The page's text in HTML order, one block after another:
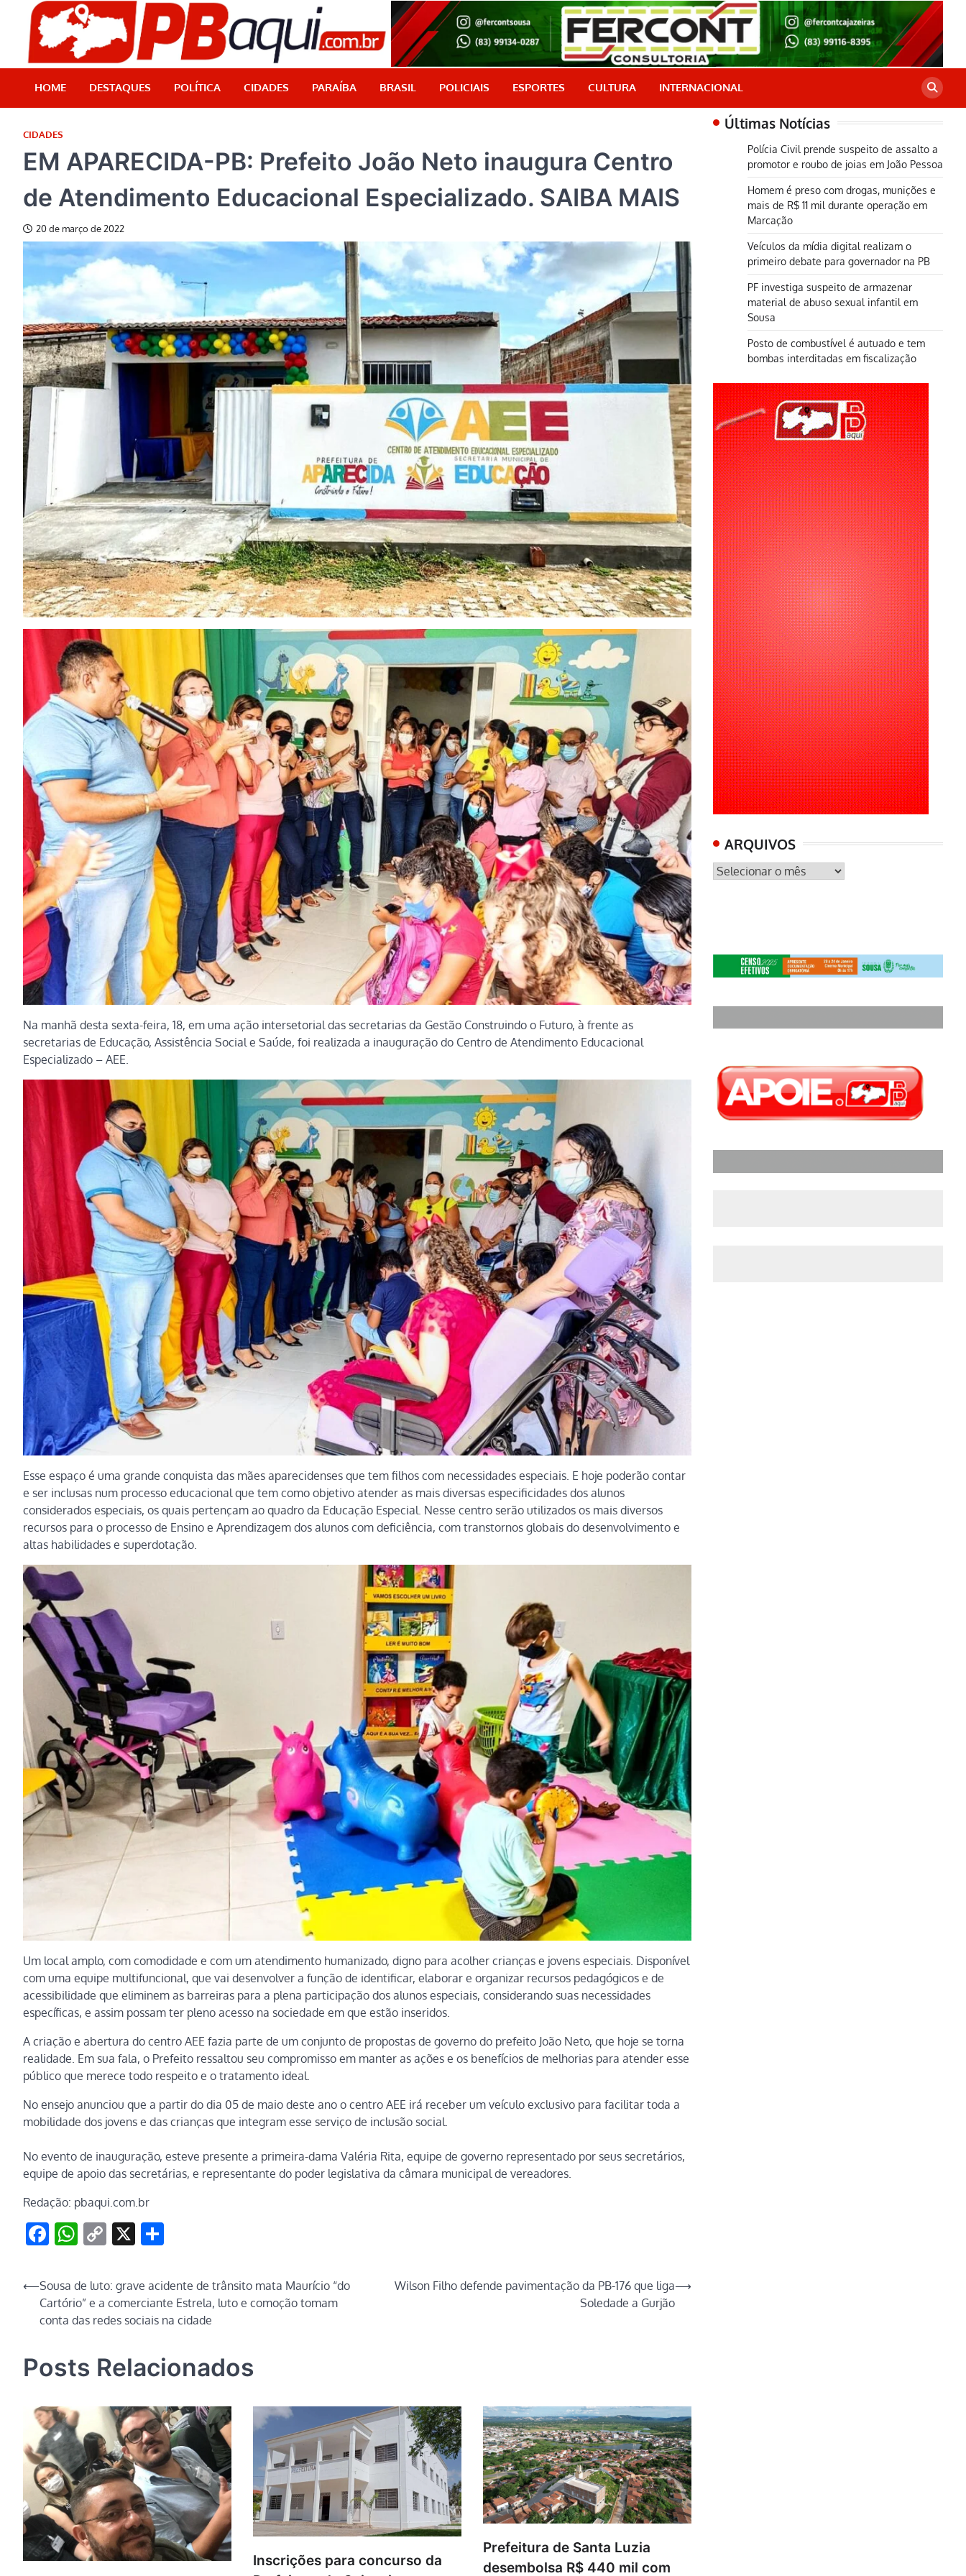
content
PB Aqui
Jornalismo com credibilidade, é aqui!
HOME DESTAQUES POLÍTICA CIDADES PARAÍBA BRASIL POLICIAIS ESPORTES CULTURA INTERNACIONAL
CIDADES
EM APARECIDA-PB: Prefeito João Neto inaugura Centro
de Atendimento Educacional Especializado. SAIBA MAIS
20 de março de 2022
Na manhã desta sexta-feira, 18, em uma ação intersetorial das secretarias da Gestão Construindo o Futuro, à frente as
secretarias de Educação, Assistência Social e Saúde, foi realizada a inauguração do Centro de Atendimento Educacional
Especializado – AEE.
Esse espaço é uma grande conquista das mães aparecidenses que tem filhos com necessidades especiais. E hoje poderão contar
e ser inclusas num processo educacional que tem como objetivo atender as mais diversas especificidades dos alunos
considerados especiais, os quais pertençam ao quadro da Educação Especial. Nesse centro serão utilizados os mais diversos
recursos para o processo de Ensino e Aprendizagem dos alunos com deficiência, com transtornos globais do desenvolvimento e
altas habilidades e superdotação.
Um local amplo, com comodidade e com um atendimento humanizado, digno para acolher crianças e jovens especiais. Disponível
com uma equipe multifuncional, que vai desenvolver a função de identificar, elaborar e organizar recursos pedagógicos e de
acessibilidade que eliminem as barreiras para a plena participação dos alunos especiais, considerando suas necessidades
específicas, e assim possam ter pleno acesso na sociedade em que estão inseridos.
A criação e abertura do centro AEE fazia parte de um conjunto de propostas de governo do prefeito João Neto, que hoje se torna
realidade. Em sua fala, o Prefeito ressaltou seu compromisso em manter as ações e os benefícios de melhorias para atender esse
público que merece todo respeito e o tratamento ideal.
No ensejo anunciou que a partir do dia 05 de maio deste ano o centro AEE irá receber um veículo exclusivo para facilitar toda a
mobilidade dos jovens e das crianças que integram esse serviço de inclusão social.
No evento de inauguração, esteve presente a primeira-dama Valéria Rita, equipe de governo representado por seus secretários,
equipe de apoio das secretárias, e representante do poder legislativa da câmara municipal de vereadores.
Redação: pbaqui.com.br
Facebook
WhatsApp
Copy
X
Navegação
⟵Sousa de luto: grave acidente de trânsito mata Maurício “do
Cartório” e a comerciante Estrela, luto e comoção tomam
conta das redes sociais na cidade
Wilson Filho defende pavimentação da PB-176 que liga
Soledade a Gurjão
⟶
Posts Relacionados
Inscrições para concurso da
Prefeitura de Santa Luzia
desembolsa R$ 440 mil com
Últimas Notícias
Polícia Civil prende suspeito de assalto a
promotor e roubo de joias em João Pessoa
Homem é preso com drogas, munições e
mais de R$ 11 mil durante operação em
Marcação
Veículos da mídia digital realizam o
primeiro debate para governador na PB
PF investiga suspeito de armazenar
material de abuso sexual infantil em
Sousa
Posto de combustível é autuado e tem
bombas interditadas em fiscalização
ARQUIVOS
ARQUIVOS